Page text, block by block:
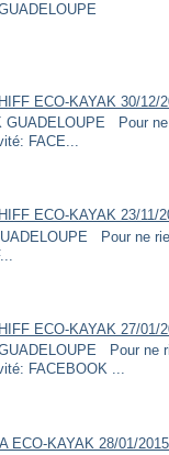
ECO-KAYAK 30/12/
Pour ne
FACE...
ECO-KAYAK 23/11/
Pour ne
ECO-KAYAK 27/01/
Pour ne
FACEBOOK ...
ECO-KAYAK 28/01/